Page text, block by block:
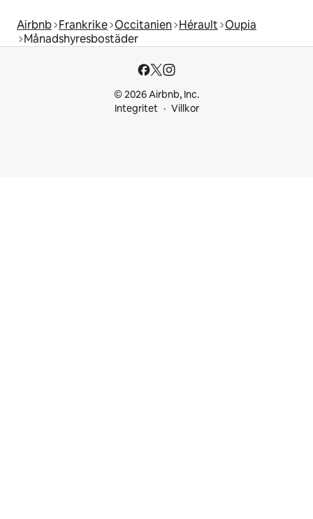
Airbnb Frankrike Occitanien Hérault Oupia
Månadshyresbostäder
© 2026 Airbnb, Inc.
Integritet
Villkor